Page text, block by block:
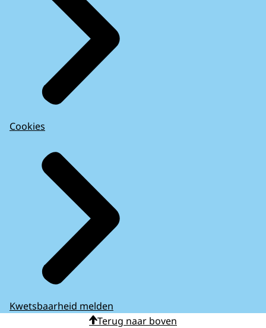
Cookies
Kwetsbaarheid melden
Terug naar boven